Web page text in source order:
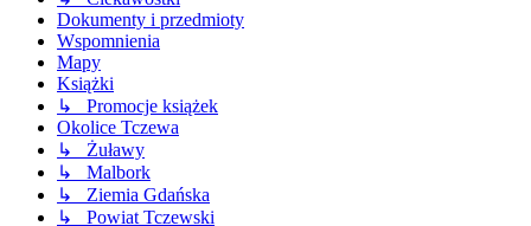
Dokumenty i przedmioty
Wspomnienia
Mapy
Książki
↳ Promocje książek
Okolice Tczewa
↳ Żuławy
↳ Malbork
↳ Ziemia Gdańska
↳ Powiat Tczewski